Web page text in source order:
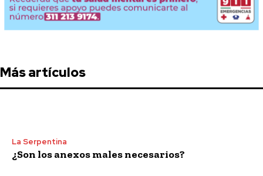
Más artículos
La Serpentina
¿Son los anexos males necesarios?